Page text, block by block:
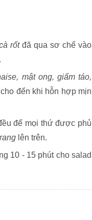
rốtđã qua sơ chế vào
mật ong, giấm táo,
đến khi hỗn hợp mịn
để mọi thứ được phủ
lên trên.
10 - 15 phút cho salad